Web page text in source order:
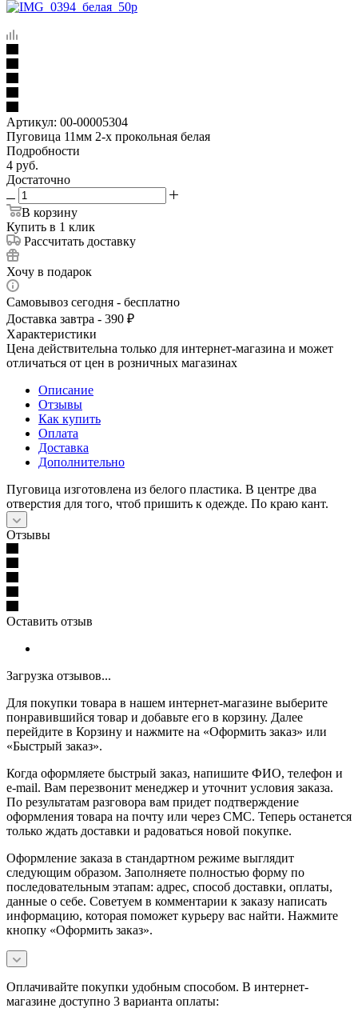
Артикул: 00-00005304
Пуговица 11мм 2-х прокольная белая
Подробности
4 руб.
Достаточно
В корзину
Купить в 1 клик
Рассчитать доставку
Хочу в подарок
Самовывоз сегодня - бесплатно
Доставка завтра - 390 ₽
Характеристики
Цена действительна только для интернет-магазина и может
отличаться от цен в розничных магазинах
Описание
Отзывы
Как купить
Оплата
Доставка
Дополнительно
Пуговица изготовлена из белого пластика. В центре два
отверстия для того, чтоб пришить к одежде. По краю кант.
Отзывы
Оставить отзыв
Загрузка отзывов...
Для покупки товара в нашем интернет-магазине выберите
понравившийся товар и добавьте его в корзину. Далее
перейдите в Корзину и нажмите на «Оформить заказ» или
«Быстрый заказ».
Когда оформляете быстрый заказ, напишите ФИО, телефон и
e-mail. Вам перезвонит менеджер и уточнит условия заказа.
По результатам разговора вам придет подтверждение
оформления товара на почту или через СМС. Теперь останется
только ждать доставки и радоваться новой покупке.
Оформление заказа в стандартном режиме выглядит
следующим образом. Заполняете полностью форму по
последовательным этапам: адрес, способ доставки, оплаты,
данные о себе. Советуем в комментарии к заказу написать
информацию, которая поможет курьеру вас найти. Нажмите
кнопку «Оформить заказ».
Оплачивайте покупки удобным способом. В интернет-
магазине доступно 3 варианта оплаты: